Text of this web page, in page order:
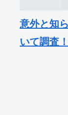
意外と知
いて調査